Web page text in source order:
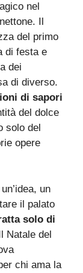
nel
Il
del primo
di festa e
dei
di diverso.
di sapori
del dolce
solo del
opere
un
il palato
solo di
Natale del
chi ama la